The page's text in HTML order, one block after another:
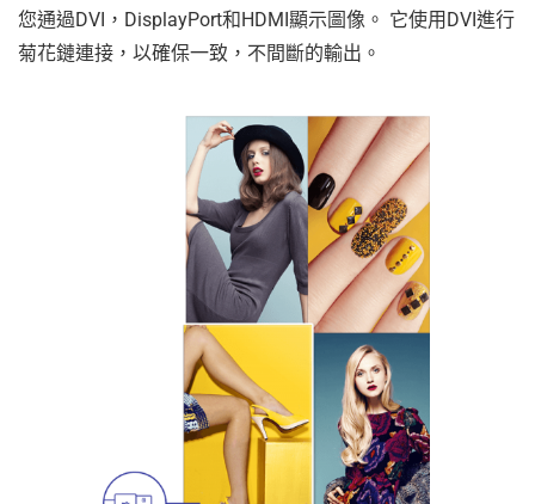
您通過DVI，DisplayPort和HDMI顯示圖像。 它使用DVI進行
菊花鏈連接，以確保一致，不間斷的輸出。